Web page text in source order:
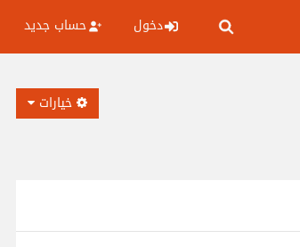
دخول حساب جديد
خيارات